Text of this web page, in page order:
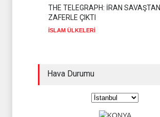
THE TELEGRAPH: İRAN SAVAŞTAN
ZAFERLE ÇIKTI
İSLAM ÜLKELERİ
Hava Durumu